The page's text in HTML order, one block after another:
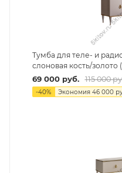
Тумба для теле- и
слоновая кость/золото
69 000руб. 115 000
-40% Экономия 46 000